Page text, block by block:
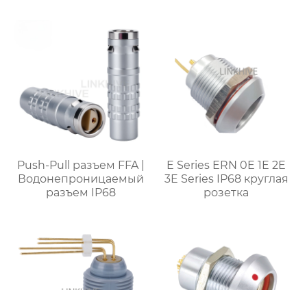
Push-Pull разъем FFA |
Водонепроницаемый
разъем IP68
E Series ERN 0E 1E 2E
3E Series IP68 круглая
розетка